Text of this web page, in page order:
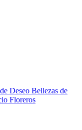
Deseo Bellezas de
Floreros